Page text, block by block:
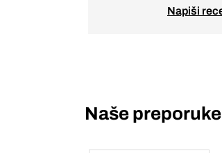
Napiši
Naše preporuke